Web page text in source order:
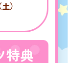
）
特典